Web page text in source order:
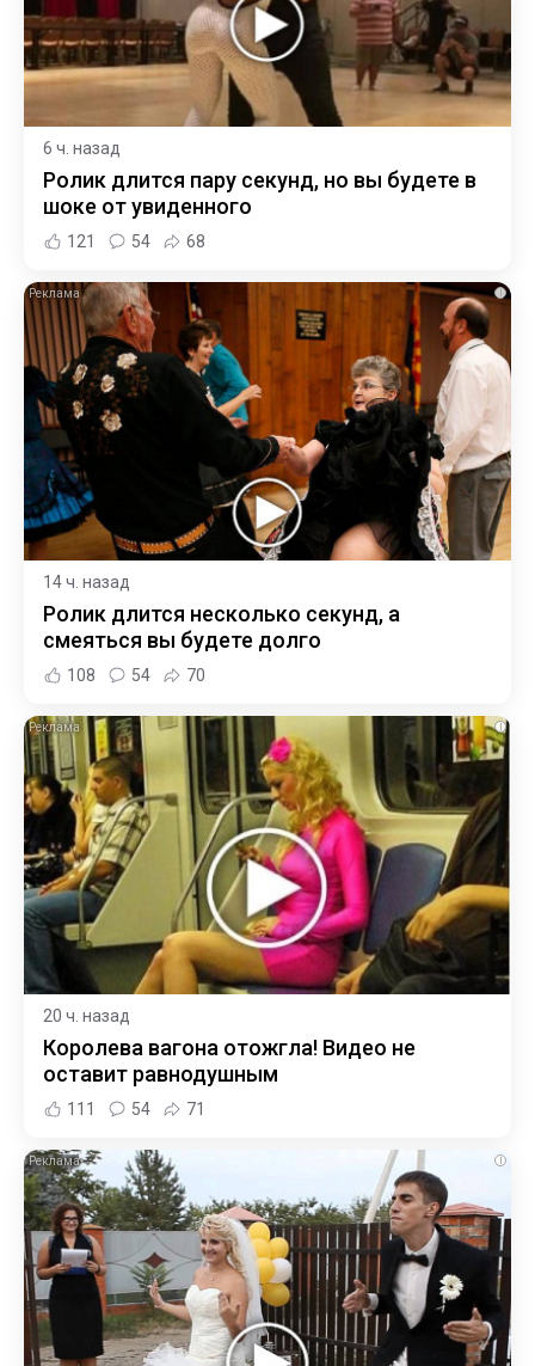
6 ч. назад
Ролик длится пару секунд, но вы будете в
шоке от увиденного
121 54 68
i
14 ч. назад
Ролик длится несколько секунд, а
смеяться вы будете долго
108 54 70
i
20 ч. назад
Королева вагона отожгла! Видео не
оставит равнодушным
111 54 71
i